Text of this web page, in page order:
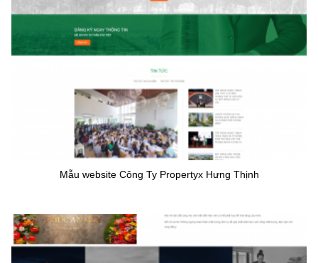
Mẫu website Công Ty Propertyx Hưng Thịnh